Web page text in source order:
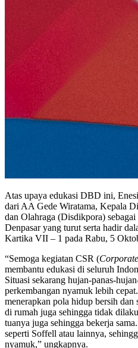
Atas upaya edukasi DBD ini,
dari AA Gede Wiratama, Kepala
dan Olahraga (Disdikpora)
Denpasar yang turut serta hadir
Kartika VII – 1 pada Rabu, 5
“Semoga kegiatan CSR (
membantu edukasi di seluruh
Situasi sekarang hujan-panas-
perkembangan nyamuk lebih
menerapkan pola hidup bersih
di rumah juga sehingga tidak
tuanya juga sehingga bekerja
seperti Soffell atau lainnya,
nyamuk,” ungkapnya.